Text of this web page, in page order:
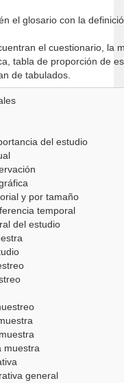
el glosario con la
el cuestionario, la
tabla de proporción de
de tabulados.
del estudio
y por tamaño
temporal
del estudio
muestra
general